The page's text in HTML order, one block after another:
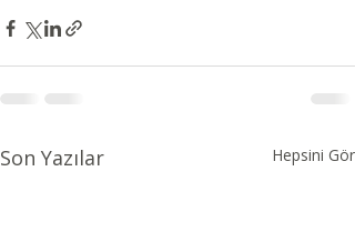
Son Yazılar Hepsini Gör